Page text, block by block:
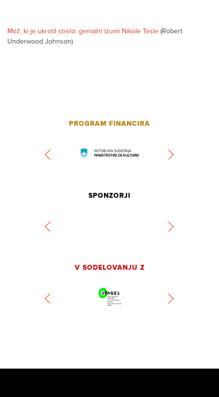
Mož, ki je ukrotil strelo: genialni izumi Nikole Tesle (Robert
Underwood Johnson)
PROGRAM FINANCIRA
SPONZORJI
V SODELOVANJU Z